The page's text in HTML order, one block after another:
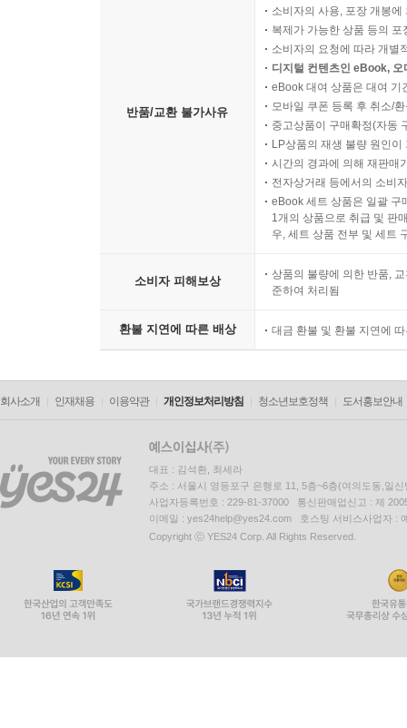
반품/교환 불가사유
소비자의 사용, 포장 개봉
복제가 가능한 상품 등의
소비자의 요청에 따라 개별
디지털 컨텐츠인 eBook,
eBook 대여 상품은 대여 기
모바일 쿠폰 등록 후 취소/
중고상품이 구매확정(자동
LP상품의 재생 불량 원인
시간의 경과에 의해 재판매
전자상거래 등에서의 소비
eBook 세트 상품은 일괄 구
1개의 상품으로 취급 및 판
우, 세트 상품 전부 및 세트
소비자 피해보상
상품의 불량에 의한 반품,
준하여 처리됨
환불 지연에 따른 배상 대금 환불 및 환불 지연에
회사소개 인재채용 이용약관 개인정보처리방침 청소년보호정책 도서홍보안내
대표 : 김석환, 최세라
주소 : 서울시 영등포구 은행로 11, 5층~6층(여의도동,일신
사업자등록번호 : 229-81-37000 통신판매업신고 : 제
이메일 : yes24help@yes24.com 호스팅 서비스사업자 :
Copyright ⓒ YES24 Corp. All Rights Reserved.